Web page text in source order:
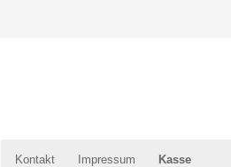
Kontakt Impressum Kasse